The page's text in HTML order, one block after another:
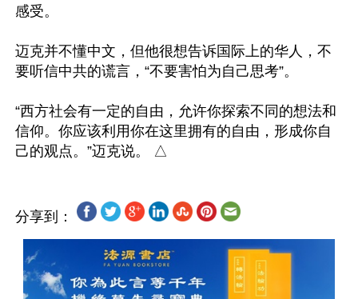
感受。
迈克并不懂中文，但他很想告诉国际上的华人，不
要听信中共的谎言，“不要害怕为自己思考”。
“西方社会有一定的自由，允许你探索不同的想法和
信仰。你应该利用你在这里拥有的自由，形成你自
分享到：